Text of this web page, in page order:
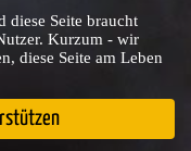
diese Seite braucht
Kurzum - wir
diese Seite am Leben